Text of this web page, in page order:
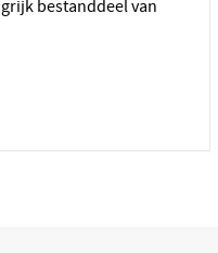
bestanddeel van